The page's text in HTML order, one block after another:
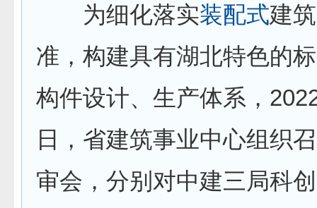
为细化落实装配式建
准，构建具有湖北特色的
构件设计、生产体系，
日，省建筑事业中心组织
审会，分别对中建三局科